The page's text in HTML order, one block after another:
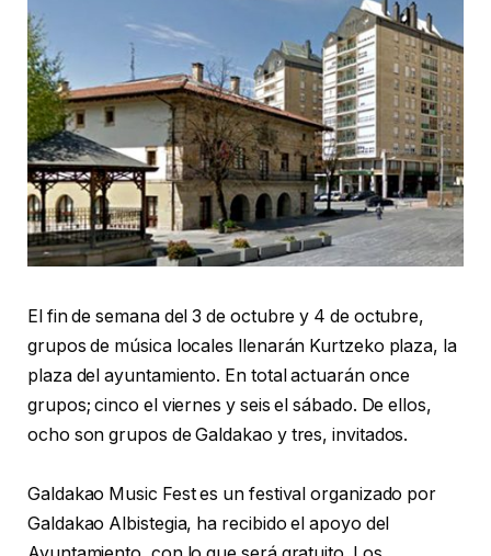
El fin de semana del 3 de octubre y 4 de octubre,
grupos de música locales llenarán Kurtzeko plaza, la
plaza del ayuntamiento. En total actuarán once
grupos; cinco el viernes y seis el sábado. De ellos,
ocho son grupos de Galdakao y tres, invitados.
Galdakao Music Fest es un festival organizado por
Galdakao Albistegia, ha recibido el apoyo del